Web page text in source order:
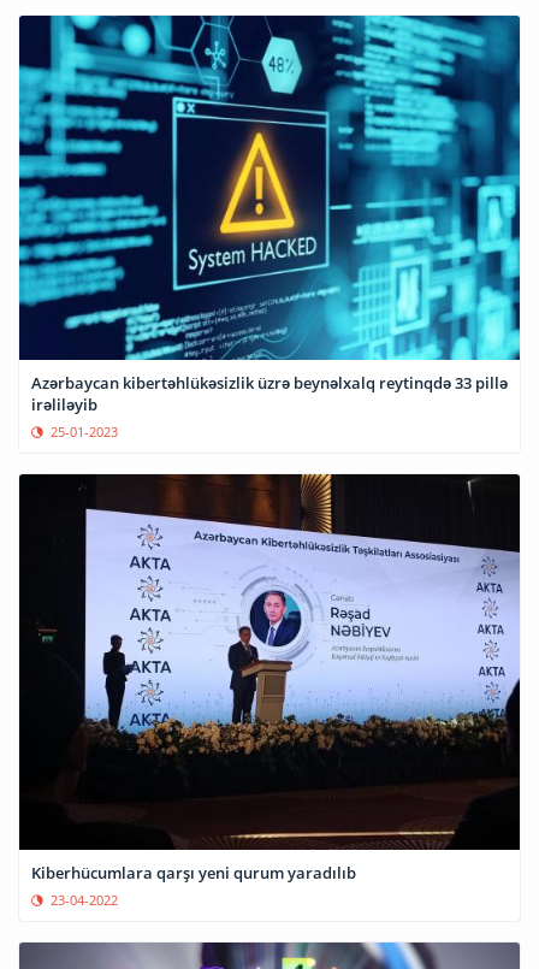
Azərbaycan kibertəhlükəsizlik üzrə beynəlxalq reytinqdə 33 pillə
irəliləyib
25-01-2023
Kiberhücumlara qarşı yeni qurum yaradılıb
23-04-2022